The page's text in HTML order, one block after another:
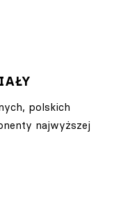
polskich
najwyższej